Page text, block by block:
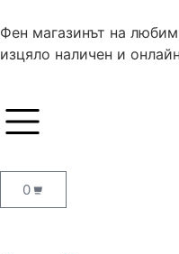
Фен магазинът на
изцяло наличен и
0